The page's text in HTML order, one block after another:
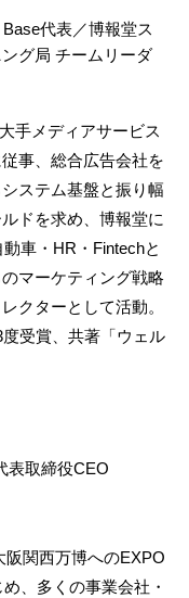
代表／博報堂ス
グ局 チームリーダ
手メディアサービス
事、総合広告会社を
ステム基盤と振り幅
ドを求め、博報堂に
車・HR・Fintechと
マーケティング戦略
クターとして活動。
受賞、共著「ウェル
表取締役CEO
阪関西万博へのEXPO
、多くの事業会社・